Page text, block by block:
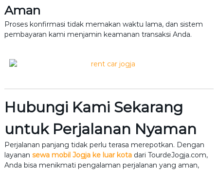
Aman
Proses konfirmasi tidak memakan waktu lama, dan sistem
pembayaran kami menjamin keamanan transaksi Anda.
Hubungi Kami Sekarang
untuk Perjalanan Nyaman
Perjalanan panjang tidak perlu terasa merepotkan. Dengan
layanan sewa mobil Jogja ke luar kotadari TourdeJogja.com,
Anda bisa menikmati pengalaman perjalanan yang aman,